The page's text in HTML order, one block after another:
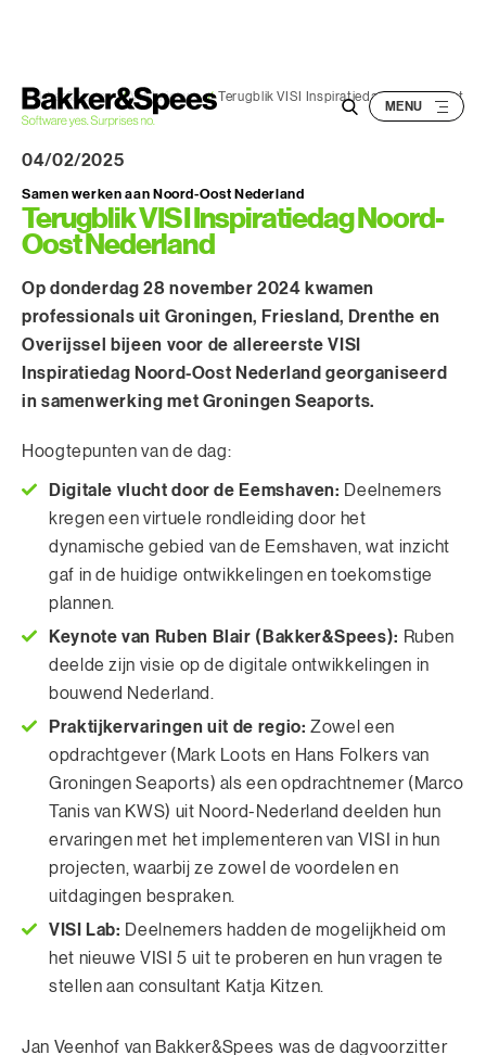
Bakker&Spees / VISI nieuws / Terugblik VISI Inspiratiedag Noord-Oost
04/02/2025
Samen werken aan Noord-Oost Nederland
Terugblik VISI Inspiratiedag Noord-
Oost Nederland
Op donderdag 28 november 2024 kwamen
professionals uit Groningen, Friesland, Drenthe en
Overijssel bijeen voor de allereerste VISI
Inspiratiedag Noord-Oost Nederland georganiseerd
in samenwerking met Groningen Seaports.
Hoogtepunten van de dag:
Digitale vlucht door de Eemshaven: Deelnemers
kregen een virtuele rondleiding door het
dynamische gebied van de Eemshaven, wat inzicht
gaf in de huidige ontwikkelingen en toekomstige
plannen.
Keynote van Ruben Blair (Bakker&Spees): Ruben
deelde zijn visie op de digitale ontwikkelingen in
bouwend Nederland.
Praktijkervaringen uit de regio: Zowel een
opdrachtgever (Mark Loots en Hans Folkers van
Groningen Seaports) als een opdrachtnemer (Marco
Tanis van KWS) uit Noord-Nederland deelden hun
ervaringen met het implementeren van VISI in hun
projecten, waarbij ze zowel de voordelen en
uitdagingen bespraken.
VISI Lab: Deelnemers hadden de mogelijkheid om
het nieuwe VISI 5 uit te proberen en hun vragen te
stellen aan consultant Katja Kitzen.
Jan Veenhof van Bakker&Spees was de dagvoorzitter